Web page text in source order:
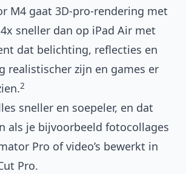
M4 gaat 3D-pro-rendering met
sneller dan op iPad Air met
dat belichting, reflecties en
realistischer zijn en games er
2
sneller en soepeler, en dat
als je bijvoorbeeld fotocollages
Pro of video’s bewerkt in
Pro.